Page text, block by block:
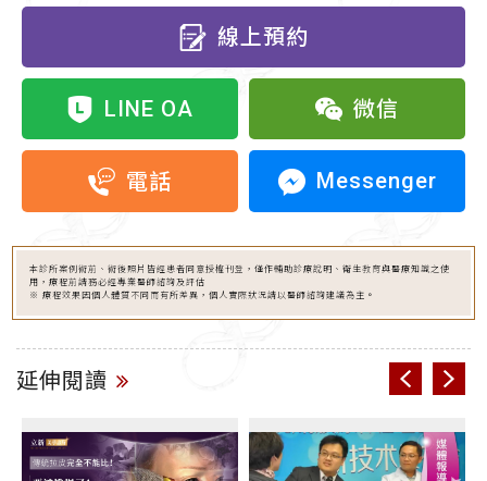
線上預約
LINE OA 微信
電話 Messenger
本診所案例術前、術後照片皆經患者同意授權刊登，僅作輔助診療說明、衛生教育與醫療知識之使
用，療程前請務必經專業醫師諮詢及評估
※ 療程效果因個人體質不同而有所差異，個人實際狀況請以醫師諮詢建議為主。
延伸閱讀